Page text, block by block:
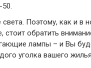
Поэтому, как и в
стоит обратить
лампы – и Вы
уголка вашего